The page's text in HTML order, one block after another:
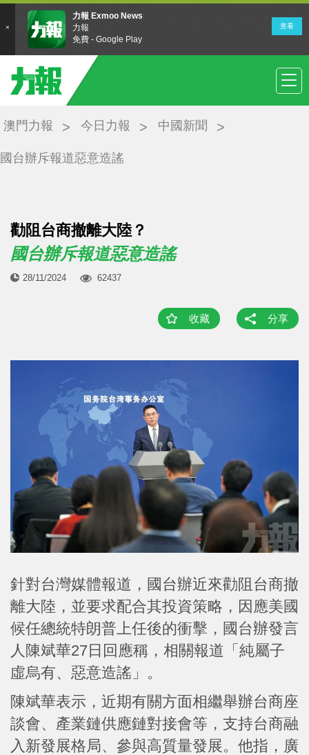
澳門力報 今日力報 中國新聞
國台辦斥報道惡意造謠
勸阻台商撤離大陸？
國台辦斥報道惡意造謠
28/11/2024 62437
收藏 分享
針對台灣媒體報道，國台辦近來勸阻台商撤
離大陸，並要求配合其投資策略，因應美國
候任總統特朗普上任後的衝擊，國台辦發言
人陳斌華27日回應稱，相關報道「純屬子
虛烏有、惡意造謠」。
陳斌華表示，近期有關方面相繼舉辦台商座
談會、產業鏈供應鏈對接會等，支持台商融
入新發展格局、參與高質量發展。他指，廣